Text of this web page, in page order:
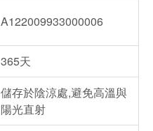
A122009933000006
365天
儲存於陰涼處,避免高溫與
陽光直射